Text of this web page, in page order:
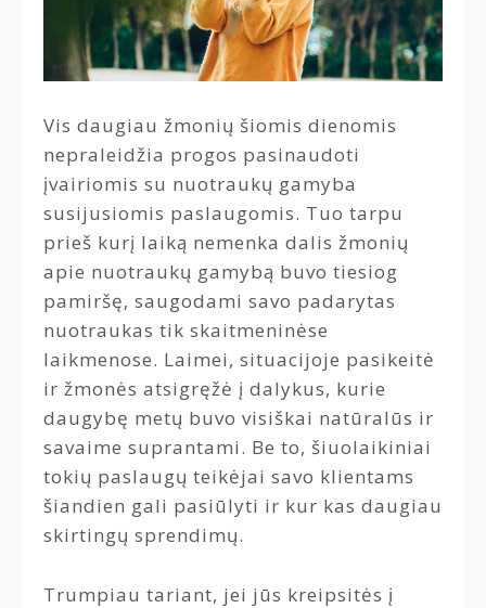
Vis daugiau žmonių šiomis dienomis
nepraleidžia progos pasinaudoti
įvairiomis su nuotraukų gamyba
susijusiomis paslaugomis. Tuo tarpu
prieš kurį laiką nemenka dalis žmonių
apie nuotraukų gamybą buvo tiesiog
pamiršę, saugodami savo padarytas
nuotraukas tik skaitmeninėse
laikmenose. Laimei, situacijoje pasikeitė
ir žmonės atsigręžė į dalykus, kurie
daugybę metų buvo visiškai natūralūs ir
savaime suprantami. Be to, šiuolaikiniai
tokių paslaugų teikėjai savo klientams
šiandien gali pasiūlyti ir kur kas daugiau
skirtingų sprendimų.
Trumpiau tariant, jei jūs kreipsitės į